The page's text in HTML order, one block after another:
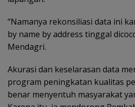
“Namanya rekonsiliasi data ini
by name by address tinggal
Mendagri.
Akurasi dan keselarasan data
program peningkatan kualitas
benar menyentuh masyarakat